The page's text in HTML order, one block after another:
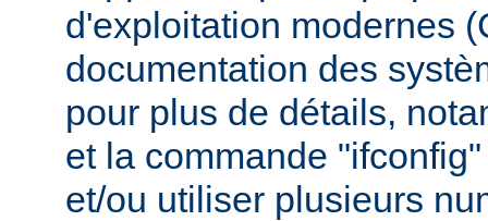
d'exploitation modernes
documentation des
pour plus de détails,
et la commande
et/ou utiliser plusieurs